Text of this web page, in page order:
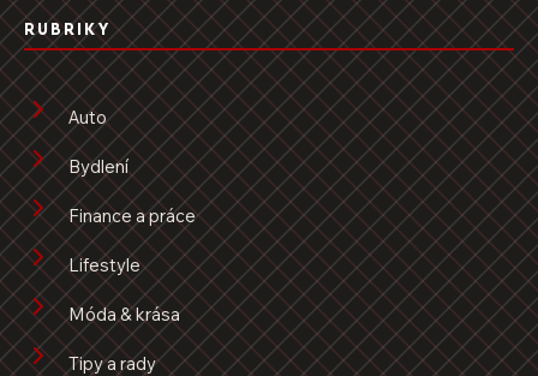
RUBRIKY
Auto
Bydlení
Finance a práce
Lifestyle
Móda & krása
Tipy a rady